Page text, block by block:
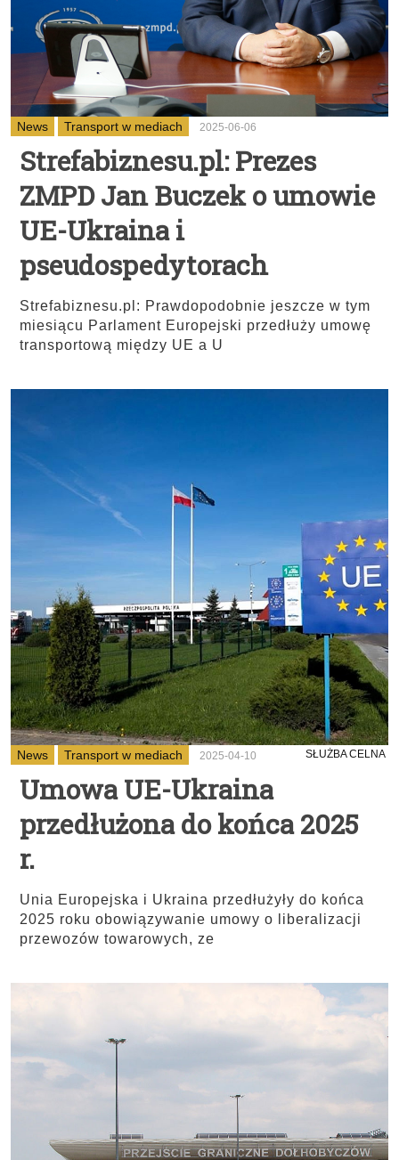
News Transport w mediach 2025-06-06
Strefabiznesu.pl: Prezes
ZMPD Jan Buczek o umowie
UE-Ukraina i
pseudospedytorach
Strefabiznesu.pl: Prawdopodobnie jeszcze w tym
miesiącu Parlament Europejski przedłuży umowę
transportową między UE a U
News Transport w mediach 2025-04-10 SŁUŻBA CELNA
Umowa UE-Ukraina
przedłużona do końca 2025
r.
Unia Europejska i Ukraina przedłużyły do końca
2025 roku obowiązywanie umowy o liberalizacji
przewozów towarowych, ze